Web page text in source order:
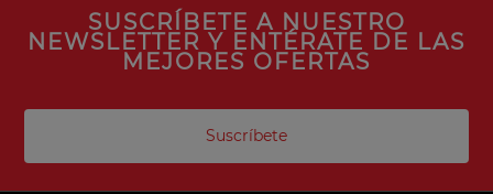
SUSCRÍBETE A NUESTRO
NEWSLETTER Y ENTÉRATE DE LAS
MEJORES OFERTAS
Suscríbete